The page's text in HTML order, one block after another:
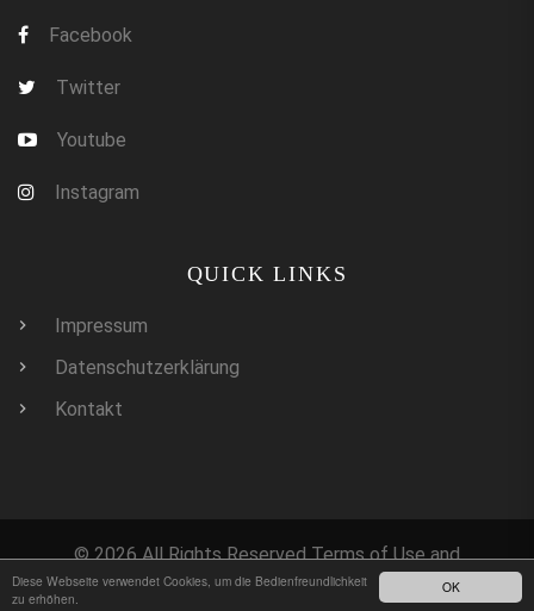
OK
Diese Webseite verwendet Cookies, um die Bedienfreundlichkeit
zu erhöhen.
Facebook
Twitter
Youtube
Instagram
QUICK LINKS
Impressum
Datenschutzerklärung
Kontakt
©2026All Rights Reserved Terms of Use and
Datenschutzerklärung